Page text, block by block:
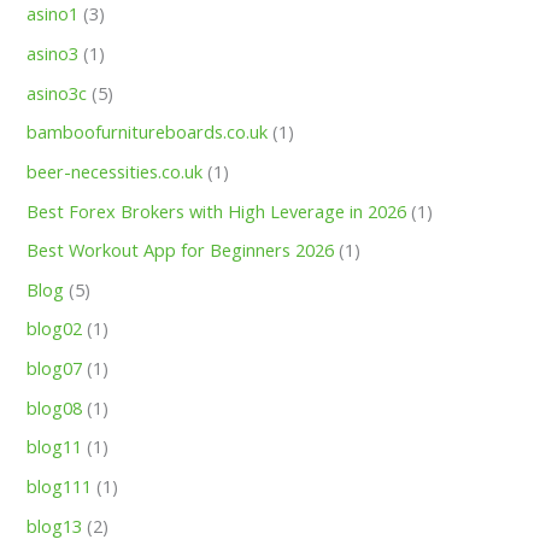
asino1 (3)
asino3 (1)
asino3c (5)
bamboofurnitureboards.co.uk (1)
beer-necessities.co.uk (1)
Best Forex Brokers with High Leverage in 2026 (1)
Best Workout App for Beginners 2026 (1)
Blog (5)
blog02 (1)
blog07 (1)
blog08 (1)
blog11 (1)
blog111 (1)
blog13 (2)